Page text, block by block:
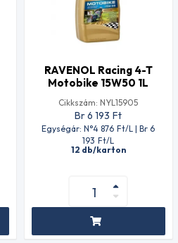
RAVENOL Racing 4-T
Motobike 15W50 1L
Cikkszám: NYL15905
Br 6 193 Ft
Egységár: N°4 876 Ft/L | Br 6
193 Ft/L
12 db/karton